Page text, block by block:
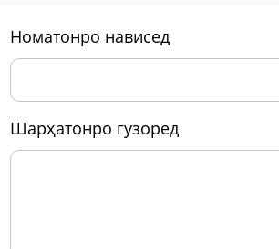
номатонро нависед
шарҳатонро гузоред